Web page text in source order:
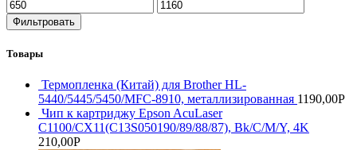
Минимальная
цена
Максимальная
цена
Фильтровать
Товары
Термопленка (Китай) для Brother HL-
5440/5445/5450/MFC-8910, металлизированная 1190,00Р
Чип к картриджу Epson AcuLaser
C1100/CX11(C13S050190/89/88/87), Bk/C/M/Y, 4K
210,00Р